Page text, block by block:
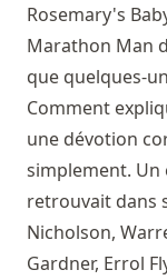
Rosemary's
Marathon Man
que quelques-
Comment
une dévotion
simplement.
retrouvait dans
Nicholson,
Gardner, Errol